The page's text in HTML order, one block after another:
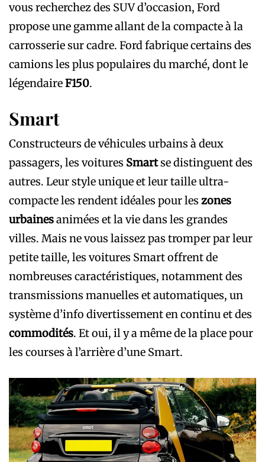
vous recherchez des SUV d’occasion, Ford
propose une gamme allant de la compacte à la
carrosserie sur cadre. Ford fabrique certains des
camions les plus populaires du marché, dont le
légendaireF150.
Smart
Constructeurs de véhicules urbains à deux
passagers, les voitures Smartse distinguent des
autres. Leur style unique et leur taille ultra-
compacte les rendent idéales pour les zones
urbainesanimées et la vie dans les grandes
villes. Mais ne vous laissez pas tromper par leur
petite taille, les voitures Smart offrent de
nombreuses caractéristiques, notamment des
transmissions manuelles et automatiques, un
système d’info divertissement en continu et des
commodités. Et oui, il y a même de la place pour
les courses à l’arrière d’une Smart.